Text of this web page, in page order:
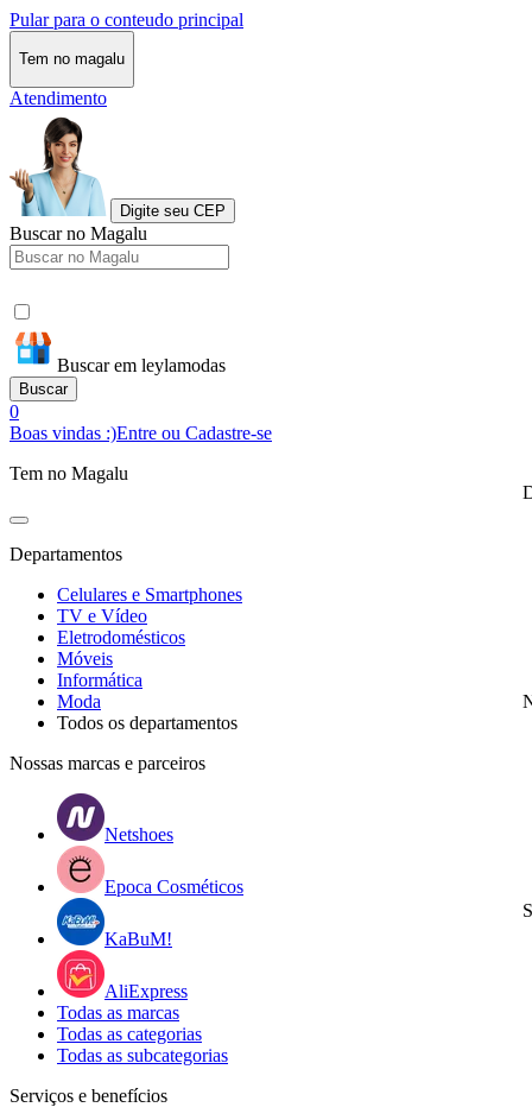
Pular para o conteudo principal
Tem no magalu
Atendimento
Digite seu CEP
Buscar no Magalu
Buscar em leylamodas
Buscar
0
Boas vindas :)Entre ou Cadastre-se
Tem no Magalu
Departamentos
Celulares e Smartphones
TV e Vídeo
Eletrodomésticos
Móveis
Informática
Moda
Todos os departamentos
Nossas marcas e parceiros
Netshoes
Epoca Cosméticos
KaBuM!
AliExpress
Todas as marcas
Todas as categorias
Todas as subcategorias
Serviços e benefícios